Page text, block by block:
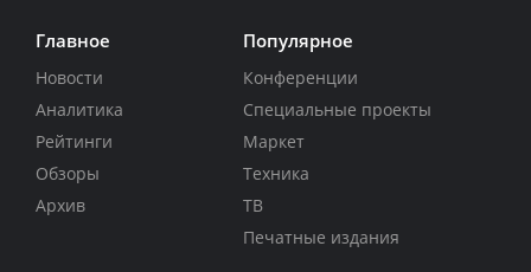
Главное
Новости
Аналитика
Рейтинги
Обзоры
Архив
Популярное
Конференции
Специальные проекты
Маркет
Техника
ТВ
Печатные издания